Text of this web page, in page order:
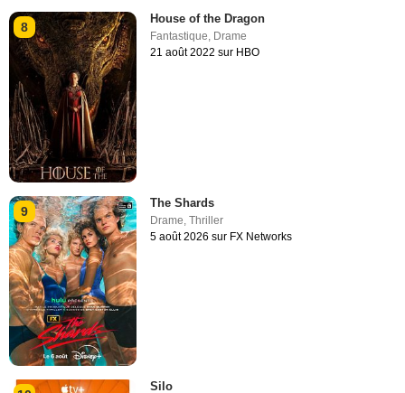
8
House of the Dragon
Fantastique, Drame
21 août 2022 sur HBO
9
The Shards
Drame ,Thriller
5 août 2026 sur FX Networks
Silo